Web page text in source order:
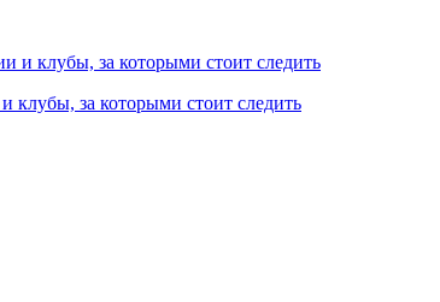
клубы, за которыми стоит следить